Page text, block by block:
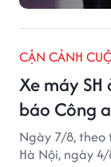
CẬN CẢNH
Xe máy
báo Công
Ngày 7/8, theo
Hà Nội, ngày